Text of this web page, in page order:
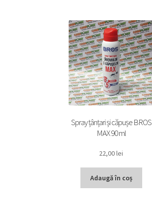
Spray țânțari și căpușe BROS
MAX 90 ml
22,00lei
Adaugă în coș